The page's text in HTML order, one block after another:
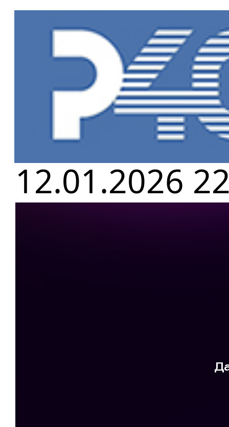
Главная»
СУГРОБЫ
12.01.2026